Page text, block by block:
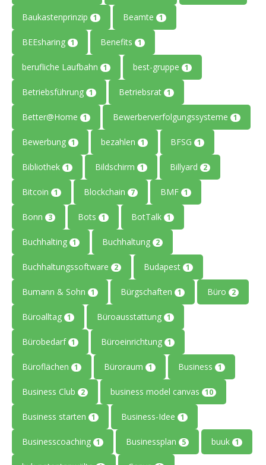
Baukastenprinzip 1 Beamte 1
BEEsharing 1 Benefits 1
berufliche Laufbahn 1 best-gruppe 1
Betriebsführung 1 Betriebsrat 1
Better@Home 1 Bewerberverfolgungssysteme 1
Bewerbung 1 bezahlen 1 BFSG 1
Bibliothek 1 Bildschirm 1 Billyard 2
Bitcoin 1 Blockchain 7 BMF 1
Bonn 3 Bots 1 BotTalk 1
Buchhalting 1 Buchhaltung 2
Buchhaltungssoftware 2 Budapest 1
Bumann & Sohn 1 Bürgschaften 1 Büro 2
Büroalltag 1 Büroausstattung 1
Bürobedarf 1 Büroeinrichtung 1
Büroflächen 1 Büroraum 1 Business 1
Business Club 2 business model canvas 10
Business starten 1 Business-Idee 1
Businesscoaching 1 Businessplan 5 buuk 1